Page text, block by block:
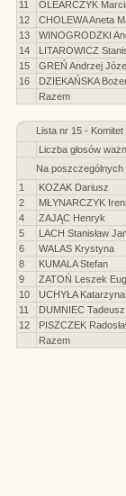
11
OLEARCZYK
12
CHOLEWA Aneta
13
WINOGRODZKI
14
LITAROWICZ
15
GREŃ Andrzej
16
DZIEKAŃSKA
Razem
Lista nr 15 -
Liczba głosów
Na poszczególnych
1
KOZAK Dariusz
2
MŁYNARCZYK
4
ZAJĄC Henryk
5
LACH Stanisław
6
WALAS Krystyna
8
KUMALA Stefan
9
ZATOŃ Leszek
10
UCHYŁA Katarzyna
11
DUMNIEC Tadeusz
12
PISZCZEK
Razem